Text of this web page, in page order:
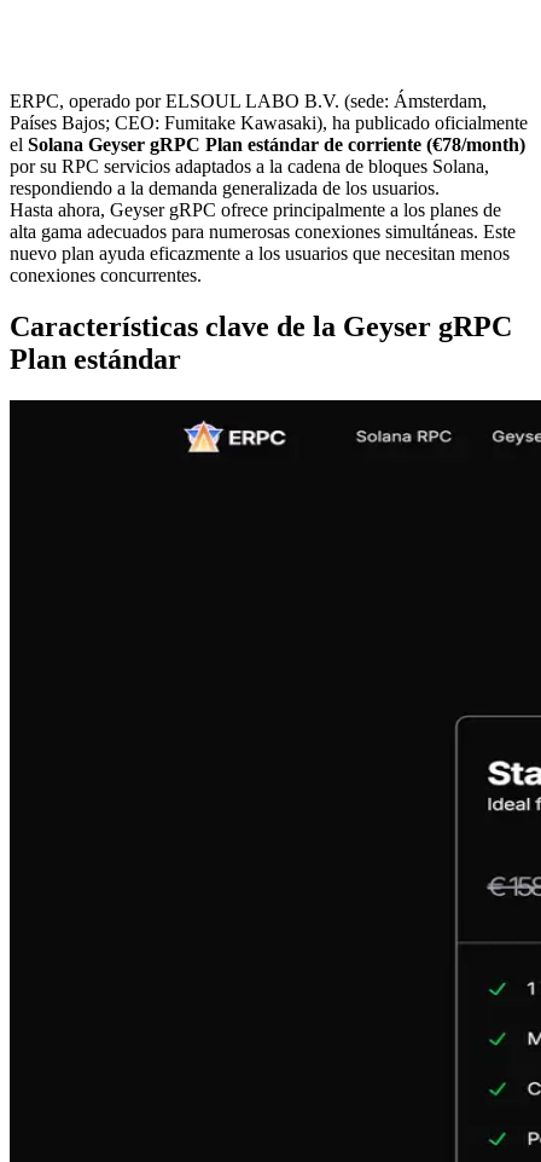
ERPC, operado por ELSOUL LABO B.V. (sede: Ámsterdam,
Países Bajos; CEO: Fumitake Kawasaki), ha publicado oficialmente
el Solana Geyser gRPC Plan estándar de corriente (€78/month)
por su RPC servicios adaptados a la cadena de bloques Solana,
respondiendo a la demanda generalizada de los usuarios.
Hasta ahora, Geyser gRPC ofrece principalmente a los planes de
alta gama adecuados para numerosas conexiones simultáneas. Este
nuevo plan ayuda eficazmente a los usuarios que necesitan menos
conexiones concurrentes.
Características clave de la Geyser gRPC
Plan estándar